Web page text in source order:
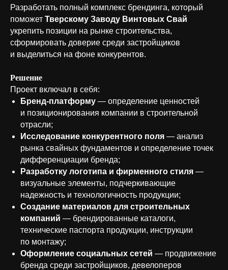
Разработать полный комплекс брендинга, который
поможет Тверскому Заводу Винтовых Свай
укрепить позиции на рынке строительства,
сформировать доверие среди застройщиков
и выделиться на фоне конкурентов.
Решение
Проект включал в себя:
Бренд-платформу — определение ценностей
и позиционирования компании в строительной
отрасли;
Исследование конкурентного поля — анализ
рынка свайных фундаментов и определение точек
дифференциации бренда;
Разработку логотипа и фирменного стиля —
визуальные элементы, подчеркивающие
надежность и технологичность продукции;
Создание материалов для строительных
компаний — брендированные каталоги,
технические паспорта продукции, инструкции
по монтажу;
Оформление социальных сетей — продвижение
бренда среди застройщиков, девелоперов